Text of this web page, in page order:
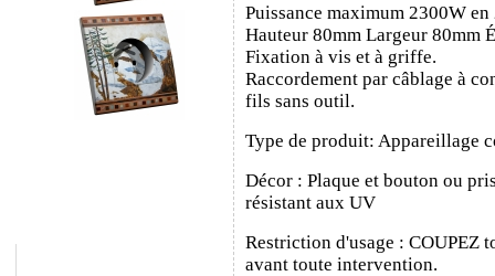
Puissance maximum 2300W
Hauteur 80mm Largeur 80mm
Fixation à vis et à griffe.
Raccordement par câblage à
fils sans outil.
Type de produit: Appareillage
Décor : Plaque et bouton ou
résistant aux UV
Restriction d'usage : COUPEZ
avant toute intervention.